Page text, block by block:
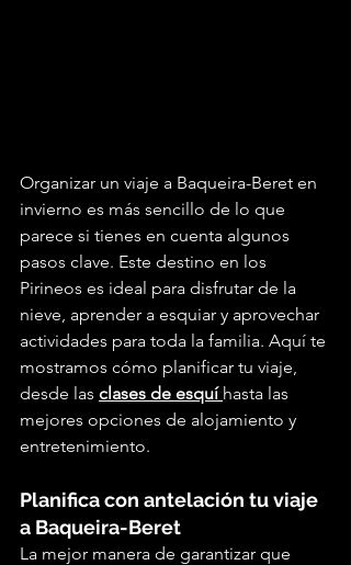
Organizar un viaje a Baqueira-Beret en
invierno es más sencillo de lo que
parece si tienes en cuenta algunos
pasos clave. Este destino en los
Pirineos es ideal para disfrutar de la
nieve, aprender a esquiar y aprovechar
actividades para toda la familia. Aquí te
mostramos cómo planificar tu viaje,
desde las clases de esquí hasta las
mejores opciones de alojamiento y
entretenimiento.
Planifica con antelación tu viaje
a Baqueira-Beret
La mejor manera de garantizar que